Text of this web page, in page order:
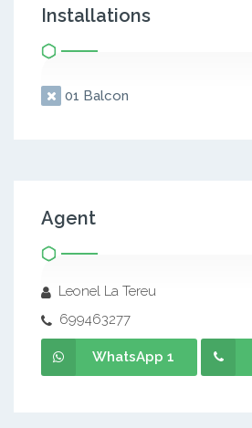
Installations
01 Balcon
Agent
Leonel La Tereu
699463277
WhatsApp 1